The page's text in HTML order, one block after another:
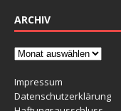
ARCHIV
Impressum
Datenschutzerklärung